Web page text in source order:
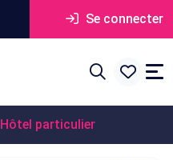
Se connecter
Hôtel particulier